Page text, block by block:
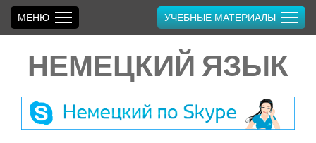
НЕМЕЦКИЙ ЯЗЫК
МЕНЮ УЧЕБНЫЕ МАТЕРИАЛЫ